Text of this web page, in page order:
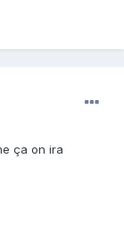
ça on ira